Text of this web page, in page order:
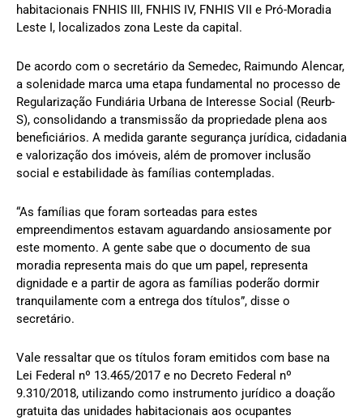
habitacionais FNHIS III, FNHIS IV, FNHIS VII e Pró-Moradia
Leste I, localizados zona Leste da capital.
De acordo com o secretário da Semedec, Raimundo Alencar,
a solenidade marca uma etapa fundamental no processo de
Regularização Fundiária Urbana de Interesse Social (Reurb-
S), consolidando a transmissão da propriedade plena aos
beneficiários. A medida garante segurança jurídica, cidadania
e valorização dos imóveis, além de promover inclusão
social e estabilidade às famílias contempladas.
“As famílias que foram sorteadas para estes
empreendimentos estavam aguardando ansiosamente por
este momento. A gente sabe que o documento de sua
moradia representa mais do que um papel, representa
dignidade e a partir de agora as famílias poderão dormir
tranquilamente com a entrega dos títulos”, disse o
secretário.
Vale ressaltar que os títulos foram emitidos com base na
Lei Federal nº 13.465/2017 e no Decreto Federal nº
9.310/2018, utilizando como instrumento jurídico a doação
gratuita das unidades habitacionais aos ocupantes